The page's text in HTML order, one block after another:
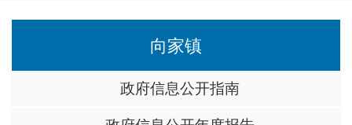
向家镇
政府信息公开指南